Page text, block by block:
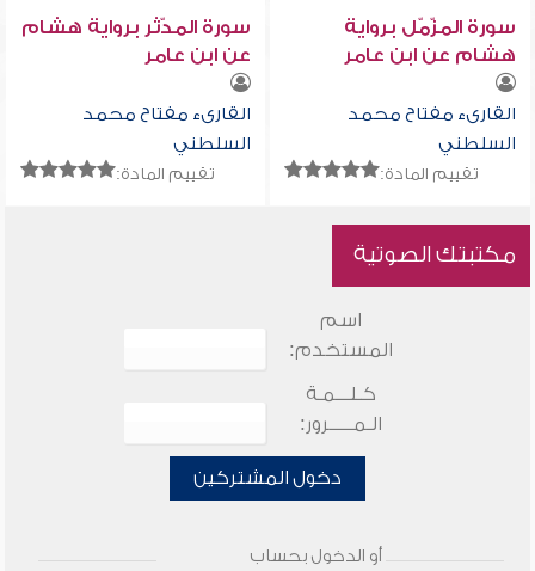
سورة المزّمّل برواية
هشام عن ابن عامر
القارىء مفتاح محمد
السلطني
تقييم المادة:
سورة المدّثر برواية هشام
عن ابن عامر
القارىء مفتاح محمد
السلطني
تقييم المادة:
مكتبتك الصوتية
اسم
المستخدم:
كـلـــمـة
الـمـــــرور:
دخول المشتركين
أو الدخول بحساب